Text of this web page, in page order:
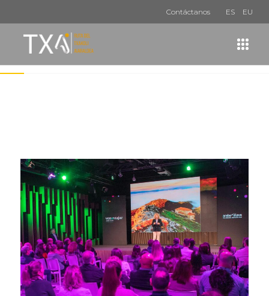
Contáctanos ES EU
Ruta del Txakoli